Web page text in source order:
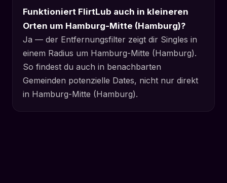
Funktioniert FlirtLub auch in kleineren
Orten um Hamburg-Mitte (Hamburg)?
Ja — der Entfernungsfilter zeigt dir Singles in
einem Radius um Hamburg-Mitte (Hamburg).
So findest du auch in benachbarten
Gemeinden potenzielle Dates, nicht nur direkt
in Hamburg-Mitte (Hamburg).